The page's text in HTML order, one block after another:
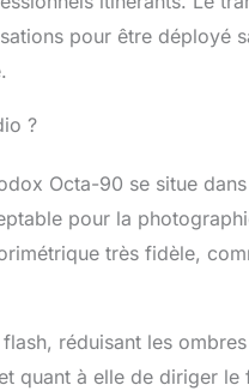
de différentes
blanc amovible:
contrôle fin de la
créez une lumière de
pour être déployé
?
Octa-90 se situe
pour la
très fidèle,
réduisant les
quant à elle de diriger